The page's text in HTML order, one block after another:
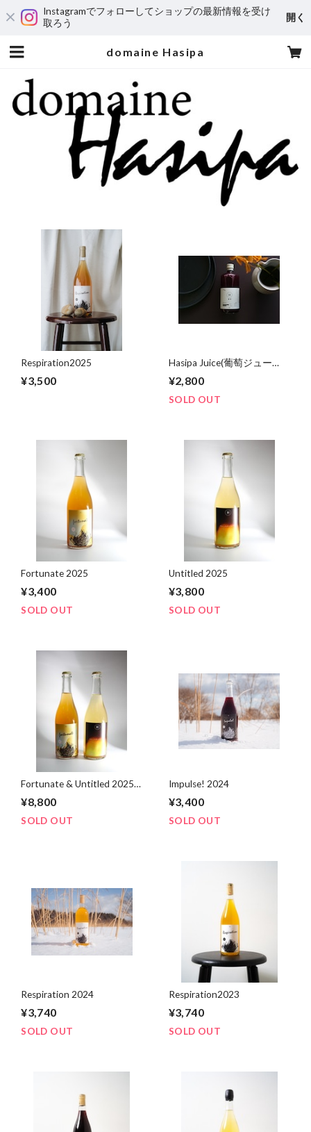
Instagramでフォローしてショップの最新情報を受け
取ろう
開く
domaine Hasipa
Respiration2025
¥3,500
Hasipa Juice(葡萄ジュー
¥2,800
SOLD OUT
Fortunate 2025
¥3,400
SOLD OUT
Untitled 2025
¥3,800
SOLD OUT
Fortunate & Untitled 2025
¥8,800
SOLD OUT
Impulse! 2024
¥3,400
SOLD OUT
Respiration 2024
¥3,740
SOLD OUT
Respiration2023
¥3,740
SOLD OUT